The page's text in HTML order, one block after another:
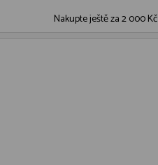
Nakupte ještě za2 000 Kč